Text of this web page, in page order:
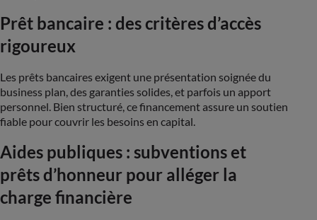
Prêt bancaire : des critères d’accès
rigoureux
Les prêts bancaires exigent une présentation soignée du
business plan, des garanties solides, et parfois un apport
personnel. Bien structuré, ce financement assure un soutien
fiable pour couvrir les besoins en capital.
Aides publiques : subventions et
prêts d’honneur pour alléger la
charge financière